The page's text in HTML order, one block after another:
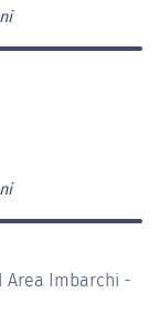
Area Imbarchi -